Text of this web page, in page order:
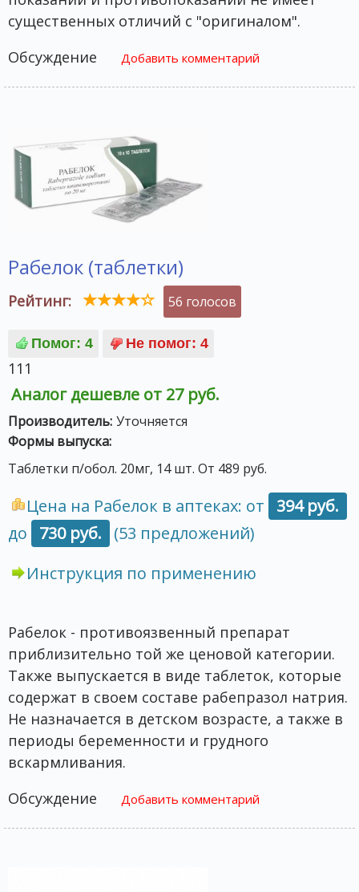
существенных отличий с "оригиналом".
Обсуждение
Добавить комментарий
Рабелок (таблетки)
Рейтинг: 56 голосов
111
Аналог дешевле от 27 руб.
Производитель: Уточняется
Формы выпуска:
Таблетки п/обол. 20мг, 14 шт. От 489 руб.
Цена на Рабелок в аптеках: от
394 руб.
до
730 руб.
(53 предложений)
Инструкция по применению
Рабелок - противоязвенный препарат
приблизительно той же ценовой категории.
Также выпускается в виде таблеток, которые
содержат в своем составе рабепразол натрия.
Не назначается в детском возрасте, а также в
периоды беременности и грудного
вскармливания.
Обсуждение
Добавить комментарий